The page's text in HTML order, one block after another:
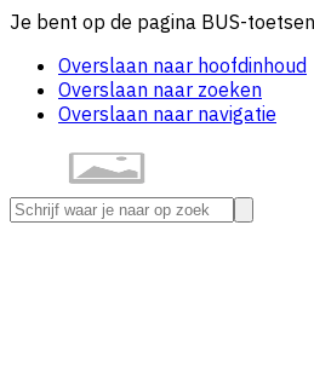
Je bent op de pagina BUS-
Overslaan naar hoofdinhoud
Overslaan naar zoeken
Overslaan naar navigatie